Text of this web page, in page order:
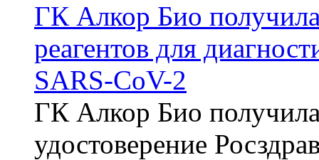
ГК Алкор Био
реагентов для
SARS-CoV-2
ГК Алкор Био
удостоверение